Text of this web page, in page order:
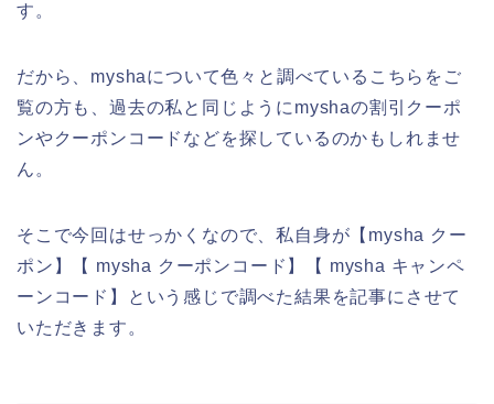
す。
だから、myshaについて色々と調べているこちらをご
覧の方も、過去の私と同じようにmyshaの割引クーポ
ンやクーポンコードなどを探しているのかもしれませ
ん。
そこで今回はせっかくなので、私自身が【mysha クー
ポン】【 mysha クーポンコード】【 mysha キャンペ
ーンコード】という感じで調べた結果を記事にさせて
いただきます。